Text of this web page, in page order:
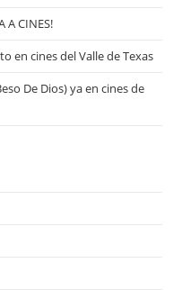
A CINES!
en cines del Valle de Texas
De Dios) ya en cines de